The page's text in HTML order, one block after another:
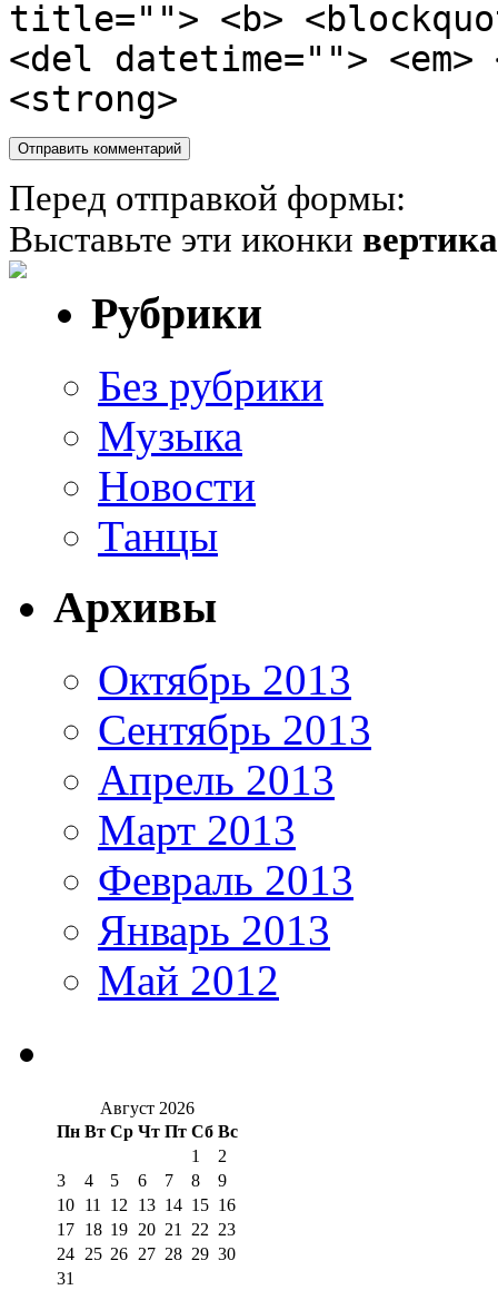
title=""> <b>
<del datetime="">
<strong>
Перед отправкой формы:
Выставьте эти иконки
Рубрики
Без рубрики
Музыка
Новости
Танцы
Архивы
Октябрь 2013
Сентябрь 2013
Апрель 2013
Март 2013
Февраль 2013
Январь 2013
Май 2012
Август 2026
Пн Вт Ср Чт Пт Сб Вс
1
2
3
4 5 6 7 8
9
10 11 12 13 14 15 16
17 18 19 20 21 22 23
24 25 26 27 28 29 30
31